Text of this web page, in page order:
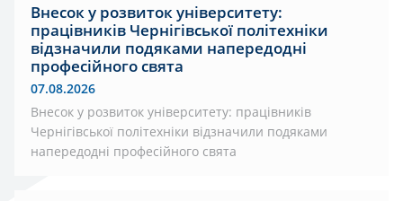
Внесок у розвиток університету:
працівників Чернігівської політехніки
відзначили подяками напередодні
професійного свята
07.08.2026
Внесок у розвиток університету: працівників
Чернігівської політехніки відзначили подяками
напередодні професійного свята